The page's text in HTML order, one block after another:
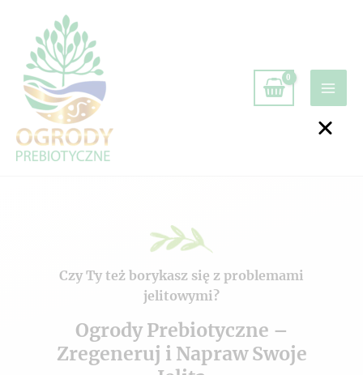
Czy Ty też borykasz się z problemami
jelitowymi?
Ogrody Prebiotyczne –
Zregeneruj i Napraw Swoje